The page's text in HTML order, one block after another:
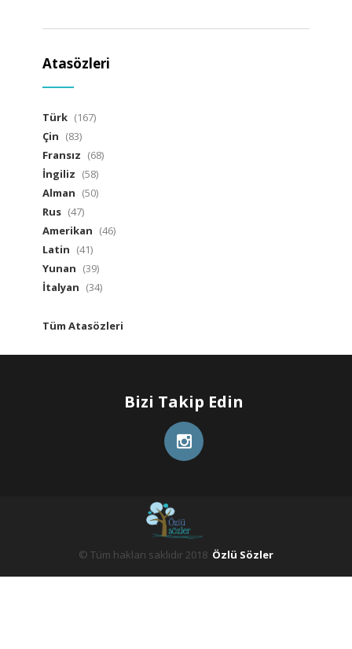
Atasözleri
Türk (167)
Çin (83)
Fransız (68)
İngiliz (58)
Alman (50)
Rus (47)
Amerikan (46)
Latin (41)
Yunan (39)
İtalyan (34)
Tüm Atasözleri
Bizi Takip Edin
© Tüm hakları saklıdır 2018 Özlü Sözler